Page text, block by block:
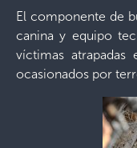
El componente de
canina y equipo
víctimas atrapadas
ocasionados por